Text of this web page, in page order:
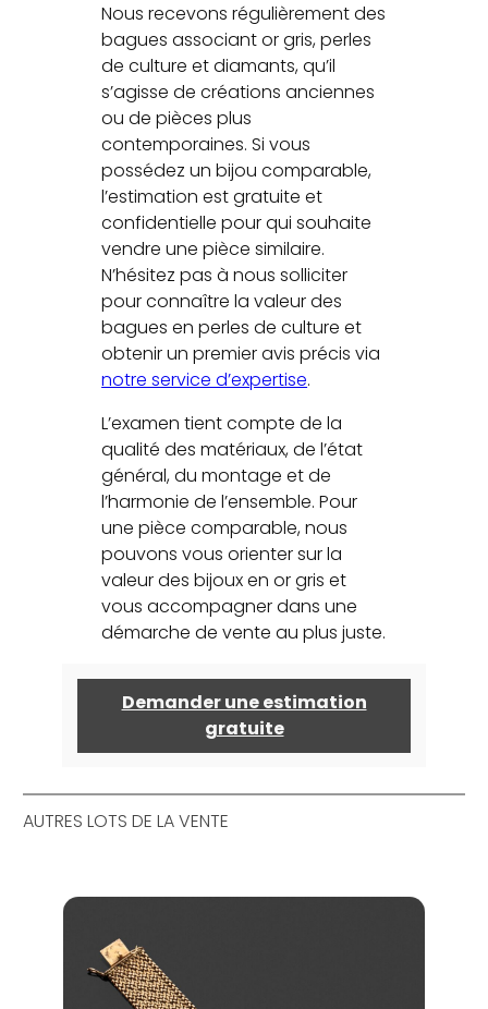
Nous recevons régulièrement des
bagues associant or gris, perles
de culture et diamants, qu’il
s’agisse de créations anciennes
ou de pièces plus
contemporaines. Si vous
possédez un bijou comparable,
l’estimation est gratuite et
confidentielle pour qui souhaite
vendre une pièce similaire.
N’hésitez pas à nous solliciter
pour connaître la valeur des
bagues en perles de culture et
obtenir un premier avis précis via
notre service d’expertise.
L’examen tient compte de la
qualité des matériaux, de l’état
général, du montage et de
l’harmonie de l’ensemble. Pour
une pièce comparable, nous
pouvons vous orienter sur la
valeur des bijoux en or gris et
vous accompagner dans une
démarche de vente au plus juste.
Demander une estimation
gratuite
AUTRES LOTS DE LA VENTE